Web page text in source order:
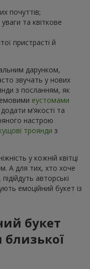
почуттів;
та квіткове
пристрасті й
дарунком,
звучать у нових
з посланням, як
еустомами
м’якості та
настрою
троянди з
у кожній квітці
А для тих, хто хоче
, підійдуть авторські
емоційний букет із
букет
близької